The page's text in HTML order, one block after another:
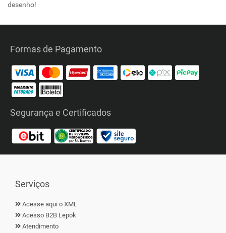
desenho!
Formas de Pagamento
Segurança e Certificados
Serviços
Acesse aqui o XML
Acesso B2B Lepok
Atendimento